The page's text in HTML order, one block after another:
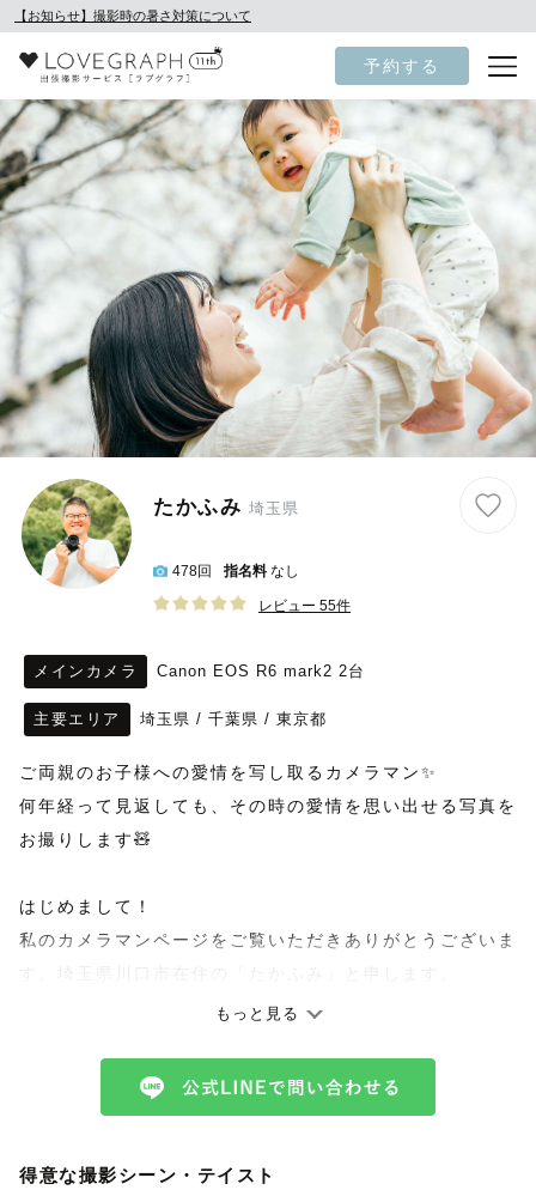
【お知らせ】撮影時の暑さ対策について
予約する
たかふみ 埼玉県
478回 指名料 なし
レビュー 55件
メインカメラ Canon EOS R6 mark2 2台
主要エリア 埼玉県 / 千葉県 / 東京都
ご両親のお子様への愛情を写し取るカメラマン✨
何年経って見返しても、その時の愛情を思い出せる写真を
お撮りします🧸
はじめまして！
私のカメラマンページをご覧いただきありがとうございま
専業カメラマンとして活動をしています。
埼玉県内、東京都内を中心に撮影を行なっておりますが、
👶お子様への対応について
もっと見る
得意な撮影シーン・テイスト